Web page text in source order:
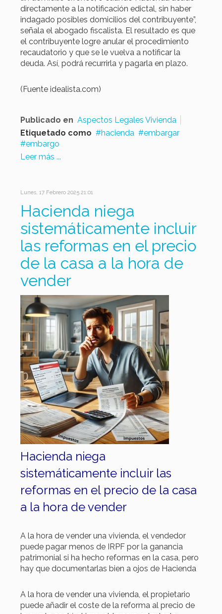
directamente a la notificación edictal, sin haber
indagado posibles domicilios del contribuyente”,
señala el abogado fiscalista. El resultado es que
el contribuyente logre anular el procedimiento
recaudatorio y que se le vuelva a notificar la
deuda. Así, podrá recurrirla y pagarla en plazo.
(Fuente idealista.com)
Publicado en Aspectos Legales Vivienda
Etiquetado como
hacienda
embargar
embargo
Leer más ...
Lunes, 17 Febrero 2025 21:01
Hacienda niega
sistemáticamente incluir
las reformas en el precio
de la casa a la hora de
vender
Hacienda niega
sistemáticamente incluir las
reformas en el precio de la casa
a la hora de vender
A la hora de vender una vivienda, el vendedor
puede pagar menos de IRPF por la ganancia
patrimonial si ha hecho reformas en la casa, pero
hay que documentarlas bien a ojos de Hacienda
A la hora de vender una vivienda, el propietario
puede añadir el coste de la reforma al precio de